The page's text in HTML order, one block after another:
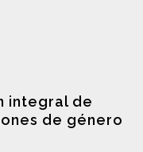
integral de
de género